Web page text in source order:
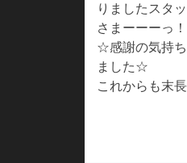
りましたスタ
さまーーーっ！
☆感謝の気持
ました☆
これからも末